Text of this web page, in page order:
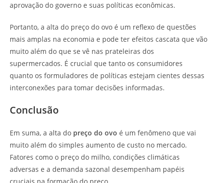
aprovação do governo e suas políticas econômicas.
Portanto, a alta do preço do ovo é um reflexo de questões
mais amplas na economia e pode ter efeitos cascata que vão
muito além do que se vê nas prateleiras dos
supermercados. É crucial que tanto os consumidores
quanto os formuladores de políticas estejam cientes dessas
interconexões para tomar decisões informadas.
Conclusão
Em suma, a alta do preço do ovo é um fenômeno que vai
muito além do simples aumento de custo no mercado.
Fatores como o preço do milho, condições climáticas
adversas e a demanda sazonal desempenham papéis